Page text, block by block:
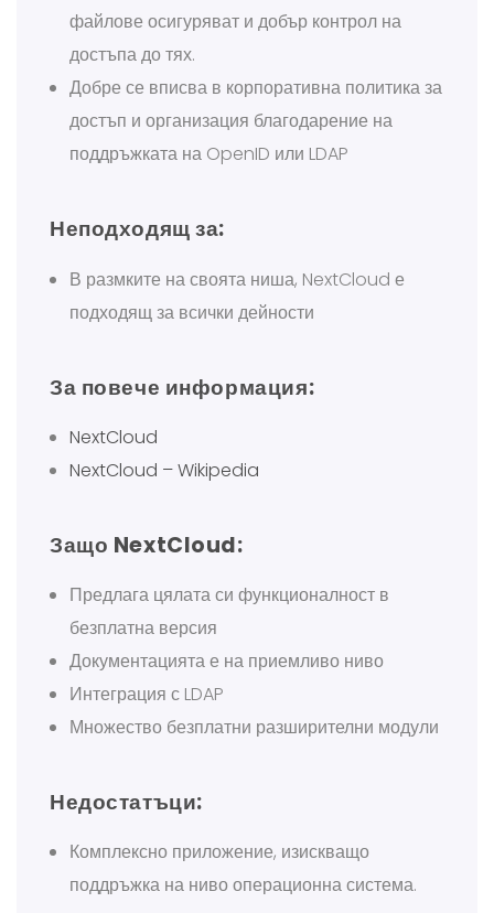
файлове осигуряват и добър контрол на
достъпа до тях.
Добре се вписва в корпоративна политика за
достъп и организация благодарение на
поддръжката на OpenID или LDAP
Неподходящ за:
В размките на своята ниша, NextCloud е
подходящ за всички дейности
За повече информация:
NextCloud
NextCloud – Wikipedia
Защо NextCloud:
Предлага цялата си функционалност в
безплатна версия
Документацията е на приемливо ниво
Интеграция с LDAP
Множество безплатни разширителни модули
Недостатъци:
Комплексно приложение, изискващо
поддръжка на ниво операционна система.